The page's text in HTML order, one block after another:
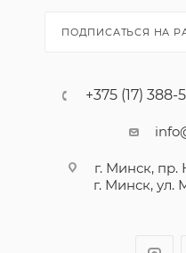
ПОДПИСАТЬСЯ НА
+375 (17) 388-
г. Минск, пр.
г. Минск, ул.